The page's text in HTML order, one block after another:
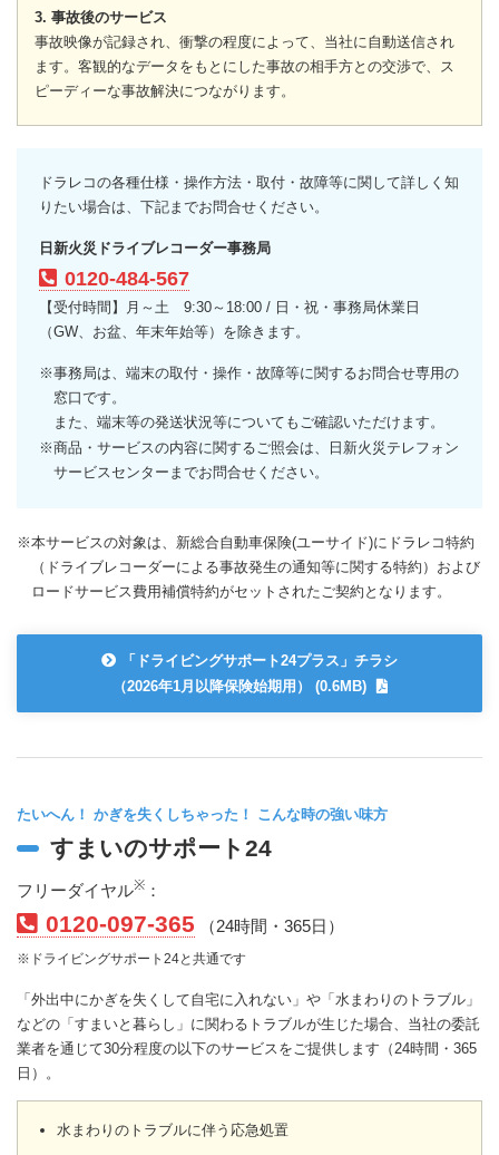
3. 事故後のサービス
事故映像が記録され、衝撃の程度によって、当社に自動送信され
ます。客観的なデータをもとにした事故の相手方との交渉で、ス
ピーディーな事故解決につながります。
ドラレコの各種仕様・操作方法・取付・故障等に関して詳しく知
りたい場合は、下記までお問合せください。
日新火災ドライブレコーダー事務局
0120-484-567
【受付時間】月～土 9:30～18:00 / 日・祝・事務局休業日
（GW、お盆、年末年始等）を除きます。
※事務局は、端末の取付・操作・故障等に関するお問合せ専用の
窓口です。
また、端末等の発送状況等についてもご確認いただけます。
※商品・サービスの内容に関するご照会は、日新火災テレフォン
サービスセンターまでお問合せください。
※本サービスの対象は、新総合自動車保険(ユーサイド)にドラレコ特約
（ドライブレコーダーによる事故発生の通知等に関する特約）および
ロードサービス費用補償特約がセットされたご契約となります。
「ドライビングサポート24プラス」チラシ
（2026年1月以降保険始期用） (0.6MB)
たいへん！ かぎを失くしちゃった！ こんな時の強い味方
すまいのサポート24
フリーダイヤル※ ：
0120-097-365 （24時間・365日）
※ドライビングサポート24と共通です
「外出中にかぎを失くして自宅に入れない」や「水まわりのトラブル」
などの「すまいと暮らし」に関わるトラブルが生じた場合、当社の委託
業者を通じて30分程度の以下のサービスをご提供します（24時間・365
日）。
水まわりのトラブルに伴う応急処置